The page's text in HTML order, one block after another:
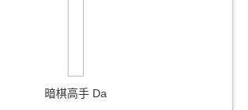
暗棋高手 Da